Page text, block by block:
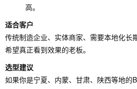
高。
适合客户
传统制造企业、实体商家、需要本地化长
希望真正看到效果的老板。
选型建议
如果你是宁夏、内蒙、甘肃、陕西等地的